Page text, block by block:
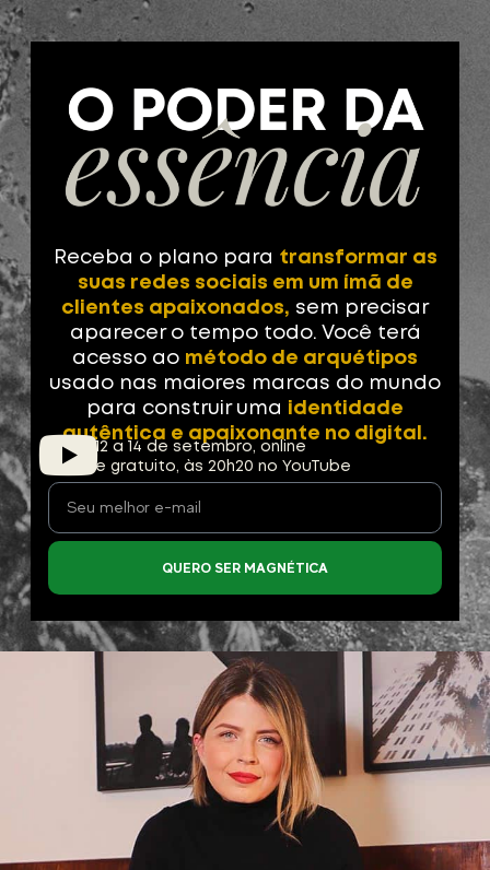
Receba o plano para transformar as
suas redes sociais em um ímã de
clientes apaixonados, sem precisar
aparecer o tempo todo. Você terá
acesso ao método de arquétipos
usado nas maiores marcas do mundo
para construir uma identidade
autêntica e apaixonante no digital.
12 a 14 de setembro, online
e gratuito, às 20h20 no YouTube
QUERO SER MAGNÉTICA